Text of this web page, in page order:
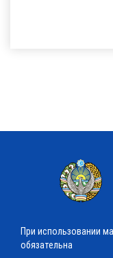
При использовании
обязательна